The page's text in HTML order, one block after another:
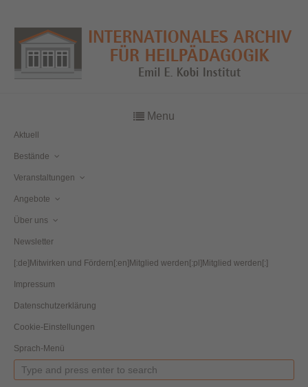
Menu
Aktuell
Bestände
Veranstaltungen
Angebote
Über uns
Newsletter
[:de]Mitwirken und Fördern[:en]Mitglied werden[:pl]Mitglied werden[:]
Impressum
Datenschutzerklärung
Cookie-Einstellungen
Sprach-Menü